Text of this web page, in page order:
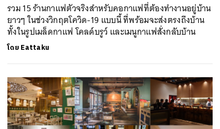
รวม 15 ร้านกาแฟตัวจริงสำหรับคอกาแฟที่ต้องทำงานอยู่บ้าน
ยาวๆ ในช่วงวิกฤตโควิด-19 แบบนี้ ที่พร้อมจะส่งตรงถึงบ้าน
ทั้งในรูปเมล็ดกาแฟ โคลด์บรูว์ และเมนูกาแฟสั่งกลับบ้าน
โดย Eattaku